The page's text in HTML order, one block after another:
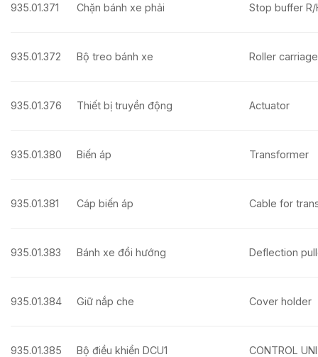
935.01.371 Chặn bánh xe phải Stop buffer R/
935.01.372 Bộ treo bánh xe Roller
935.01.376 Thiết bị truyền động Actuator
935.01.380 Biến áp Transformer
935.01.381 Cáp biến áp Cable for
935.01.383 Bánh xe đổi hướng Deflection
935.01.384 Giữ nắp che Cover holder
935.01.385 Bộ điều khiển DCU1 CONTROL